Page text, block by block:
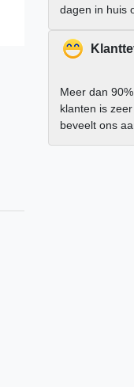
dagen in huis
Meer dan
klanten is
beveelt ons